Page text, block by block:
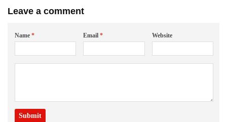
Leave a comment
Name * Email* Website